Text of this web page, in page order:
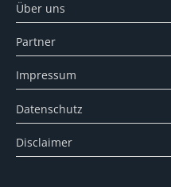
Über uns
Partner
Impressum
Datenschutz
Disclaimer